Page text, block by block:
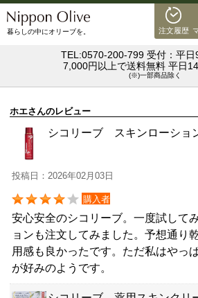
注文履歴
暮らしの中にオリーブを。
TEL:0570-200-799 受付：平
7,000円以上で送料無料 平日
(※)一部商品除く
ホエさんのレビュー
シコリーブ スキンローショ
投稿日：2026年02月03日
購入者
安心安全のシコリーブ。一度試して
ョンも注文してみました。予想通り
用感も良かったです。ただ私はやっ
が好みのようです。